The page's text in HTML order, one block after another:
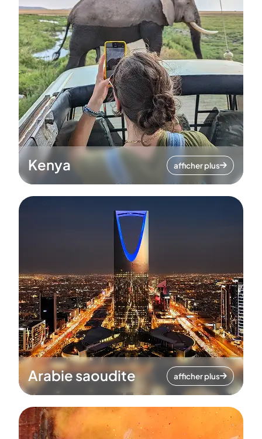
Kenya afficher plus
Arabie saoudite afficher plus